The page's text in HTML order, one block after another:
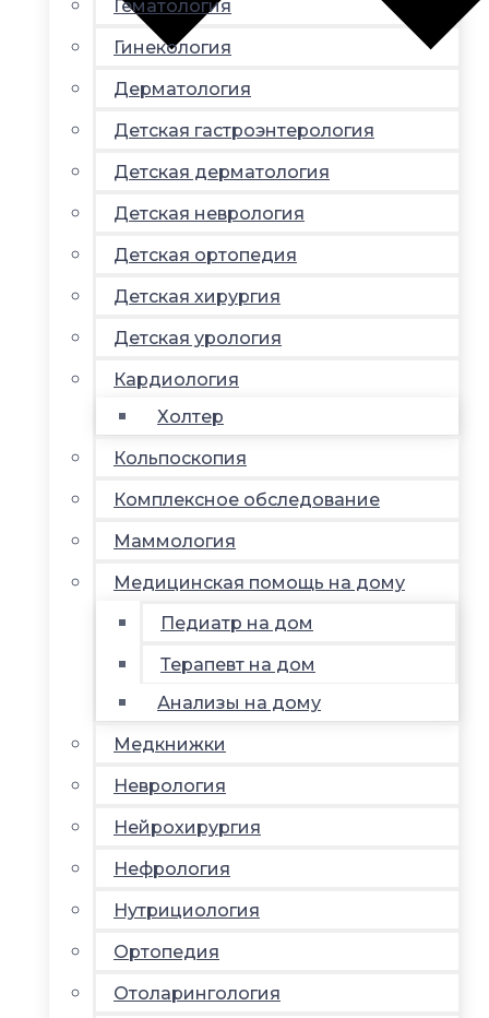
Гематология
Гинекология
Дерматология
Детская гастроэнтерология
Детская дерматология
Детская неврология
Детская ортопедия
Детская хирургия
Детская урология
Кардиология
Холтер
Кольпоскопия
Комплексное обследование
Маммология
Медицинская помощь на дому
Педиатр на дом
Терапевт на дом
Анализы на дому
Медкнижки
Неврология
Нейрохирургия
Нефрология
Нутрициология
Ортопедия
Отоларингология